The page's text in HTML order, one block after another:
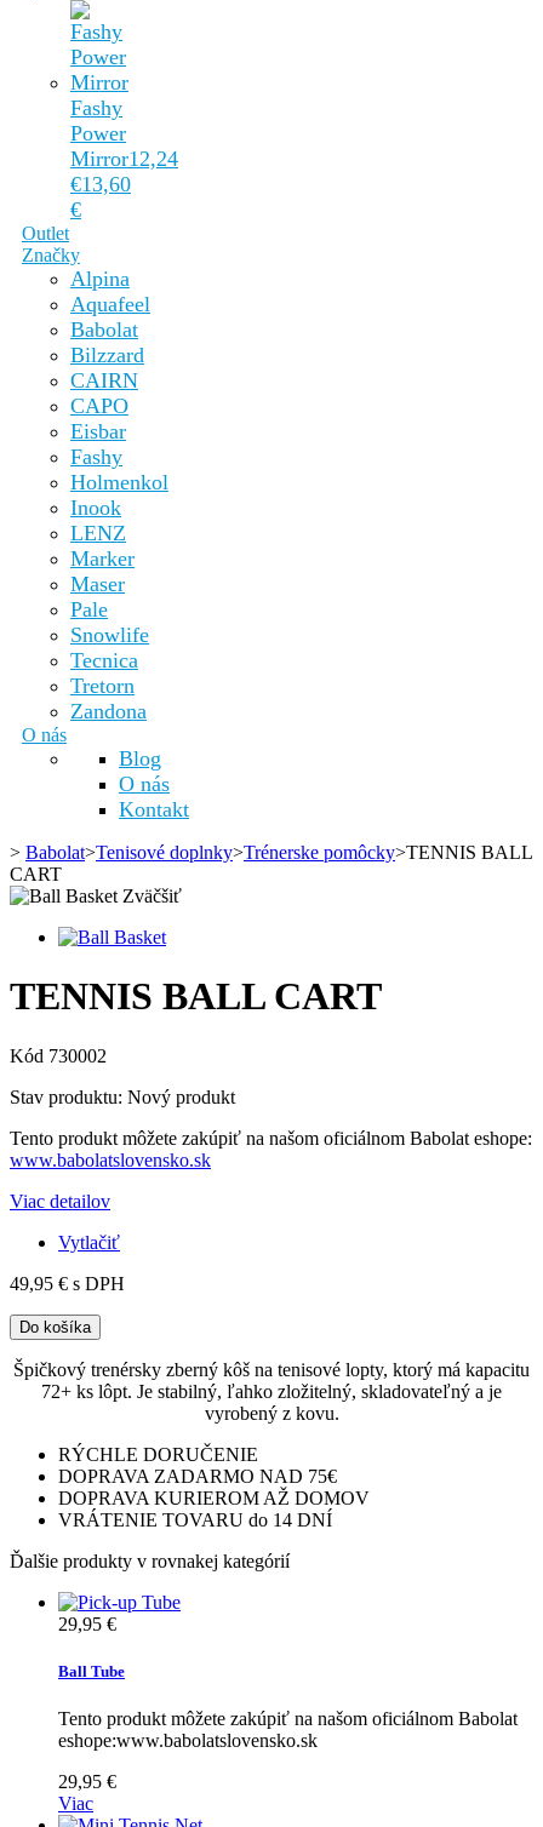
Fashy
Power
Mirror12,24
€13,60
€
Outlet
Značky
Alpina
Aquafeel
Babolat
Bilzzard
CAIRN
CAPO
Eisbar
Fashy
Holmenkol
Inook
LENZ
Marker
Maser
Pale
Snowlife
Tecnica
Tretorn
Zandona
O nás
Blog
O nás
Kontakt
> Babolat>Tenisové doplnky>Trénerske pomôcky>TENNIS BALL
CART
Zväčšiť
TENNIS BALL CART
Kód 730002
Stav produktu: Nový produkt
Tento produkt môžete zakúpiť na našom oficiálnom Babolat eshope:
www.babolatslovensko.sk
Viac detailov
Vytlačiť
49,95 € s DPH
Do košíka
Špičkový trenérsky zberný kôš na tenisové lopty, ktorý má kapacitu
72+ ks lôpt. Je stabilný, ľahko zložitelný, skladovateľný a je
vyrobený z kovu.
RÝCHLE DORUČENIE
DOPRAVA ZADARMO NAD 75€
DOPRAVA KURIEROM AŽ DOMOV
VRÁTENIE TOVARU do 14 DNÍ
Ďalšie produkty v rovnakej kategórií
29,95 €
Ball Tube
Tento produkt môžete zakúpiť na našom oficiálnom Babolat
eshope:www.babolatslovensko.sk
29,95 €
Viac